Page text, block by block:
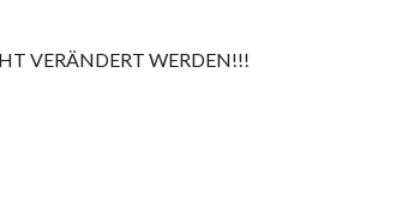
VERÄNDERT WERDEN!!!